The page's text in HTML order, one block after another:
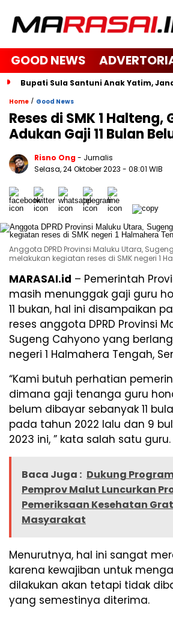
GOOD NEWS
Bupati Sula Santuni Anak Yatim,
Home / Good News
Reses di SMK 1 Halteng,
Adukan Gaji 11 Bulan
Risno Ong- Jurnalis
Selasa, 24 Oktober 2023 - 08:01 WIB
Anggota DPRD Provinsi Maluku Utara,
melakukan kegiatan reses di SMK negeri 1
MARASAI.id – Pemerintah
masih menunggak gaji guru
11 bukan, hal ini disampaikan
reses anggota DPRD Provinsi
Sugeng Cahyono yang
negeri 1 Halmahera Tengah,
“Kami butuh perhatian
dimana gaji tenanga guru
belum dibayar sebanyak 11
pada tahun 2022 lalu dan 9
2023 ini, ” kata salah satu guru.
Baca Juga : Dukung
Pemprov Malut Luncurkan
Pemeriksaan Kesehatan
Masyarakat
Menurutnya, hal ini sangat
karena kewajiban untuk
dilakukan akan tetapi tidak
yang semestinya diterima.